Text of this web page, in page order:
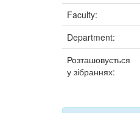
Faculty:
Department:
Розташовується
у зібраннях: